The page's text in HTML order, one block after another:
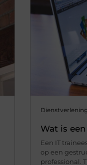
Dienstverlening
Wat is
Een IT
op een
professional.